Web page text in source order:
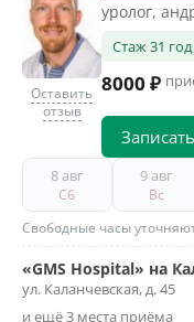
Оставить
отзыв
уролог,
Стаж 31 год
8000 ₽
8 авг
Сб
9 авг
Вс
Свободные часы
«GMS Hospital» на
ул. Каланчевская, д. 45
и ещё 3 места приёма